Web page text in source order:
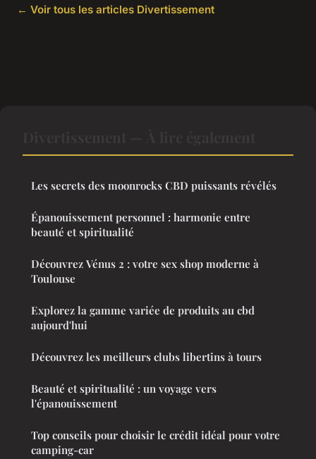
← Voir tous les articles Divertissement
Les secrets des moonrocks CBD puissants révélés
Épanouissement personnel : harmonie entre
beauté et spiritualité
Découvrez Vénus 2 : votre sex shop moderne à
Toulouse
Explorez la gamme variée de produits au cbd
aujourd'hui
Découvrez les meilleurs clubs libertins à tours
Beauté et spiritualité : un voyage vers
l'épanouissement
Top conseils pour choisir le crédit idéal pour votre
camping-car